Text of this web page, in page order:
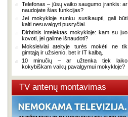
Telefonas – jūsų vaiko saugumo įrankis: ar
naudojate šias funkcijas?
Jei mokykloje sunku susikaupti, gali būti
kalti nesuvalgyti pusryčiai.
Dirbtinis intelektas mokykloje: kam su juo
kovoti, jei galime išnaudoti?
Moksleiviai ateityje turės mokėti ne tik
gimtąją ir užsienio, bet ir IT kalbą.
10 minučių – ar užtenka tiek laiko
kokybiškam vaikų pavalgymui mokykloje?
TV antenų montavimas